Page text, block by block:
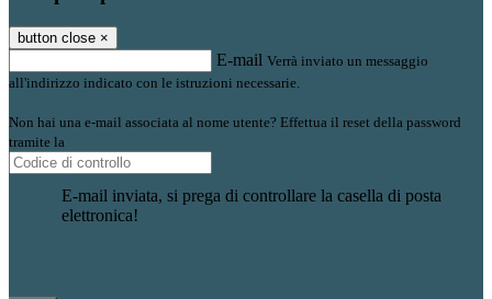
button close ×
E-mail Verrà inviato un messaggio
all'indirizzo indicato con le istruzioni necessarie.
Non hai una e-mail associata al nome utente? Effettua il reset della password
tramite la
E-mail inviata, si prega di controllare la casella di posta
elettronica!